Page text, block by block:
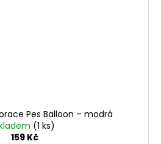
Pes Balloon – modrá
(1 ks)
159 Kč